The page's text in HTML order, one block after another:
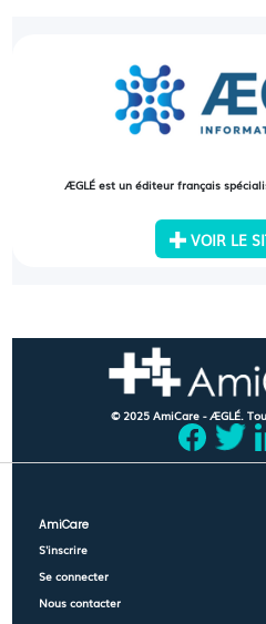
ÆGLÉ est un éditeur français
VOIR LE
© 2025 AmiCare - ÆGLÉ.
AmiCare
S'inscrire
Se connecter
Nous contacter